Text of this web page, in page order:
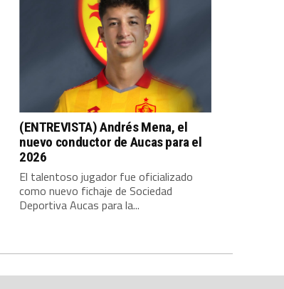
(ENTREVISTA) Andrés Mena, el
nuevo conductor de Aucas para el
2026
El talentoso jugador fue oficializado
como nuevo fichaje de Sociedad
Deportiva Aucas para la...